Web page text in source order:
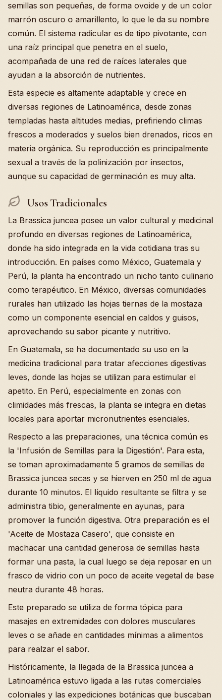
semillas son pequeñas, de forma ovoide y de un color
marrón oscuro o amarillento, lo que le da su nombre
común. El sistema radicular es de tipo pivotante, con
una raíz principal que penetra en el suelo,
acompañada de una red de raíces laterales que
ayudan a la absorción de nutrientes.
Esta especie es altamente adaptable y crece en
diversas regiones de Latinoamérica, desde zonas
templadas hasta altitudes medias, prefiriendo climas
frescos a moderados y suelos bien drenados, ricos en
materia orgánica. Su reproducción es principalmente
sexual a través de la polinización por insectos,
aunque su capacidad de germinación es muy alta.
Usos Tradicionales
La Brassica juncea posee un valor cultural y medicinal
profundo en diversas regiones de Latinoamérica,
donde ha sido integrada en la vida cotidiana tras su
introducción. En países como México, Guatemala y
Perú, la planta ha encontrado un nicho tanto culinario
como terapéutico. En México, diversas comunidades
rurales han utilizado las hojas tiernas de la mostaza
como un componente esencial en caldos y guisos,
aprovechando su sabor picante y nutritivo.
En Guatemala, se ha documentado su uso en la
medicina tradicional para tratar afecciones digestivas
leves, donde las hojas se utilizan para estimular el
apetito. En Perú, especialmente en zonas con
climidades más frescas, la planta se integra en dietas
locales para aportar micronutrientes esenciales.
Respecto a las preparaciones, una técnica común es
la 'Infusión de Semillas para la Digestión'. Para esta,
se toman aproximadamente 5 gramos de semillas de
Brassica juncea secas y se hierven en 250 ml de agua
durante 10 minutos. El líquido resultante se filtra y se
administra tibio, generalmente en ayunas, para
promover la función digestiva. Otra preparación es el
'Aceite de Mostaza Casero', que consiste en
machacar una cantidad generosa de semillas hasta
formar una pasta, la cual luego se deja reposar en un
frasco de vidrio con un poco de aceite vegetal de base
neutra durante 48 horas.
Este preparado se utiliza de forma tópica para
masajes en extremidades con dolores musculares
leves o se añade en cantidades mínimas a alimentos
para realzar el sabor.
Históricamente, la llegada de la Brassica juncea a
Latinoamérica estuvo ligada a las rutas comerciales
coloniales y las expediciones botánicas que buscaban